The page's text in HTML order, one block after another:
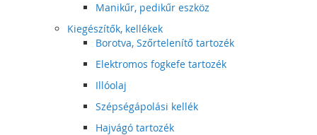
Manikűr, pedikűr eszköz
Kiegészítők, kellékek
Borotva, Szőrtelenítő tartozék
Elektromos fogkefe tartozék
Illóolaj
Szépségápolási kellék
Hajvágó tartozék